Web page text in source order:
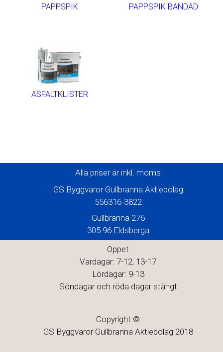
PAPPSPIK PAPPSPIK BANDAD
ASFALTKLISTER
Alla priser är inkl. moms
GS Byggvaror Gullbranna Aktiebolag
556316-3822
Gullbranna 276
305 96 Eldsberga
Öppet
Vardagar: 7-12, 13-17
Lördagar: 9-13
Söndagar och röda dagar stängt
Copyright ©
GS Byggvaror Gullbranna Aktiebolag 2018